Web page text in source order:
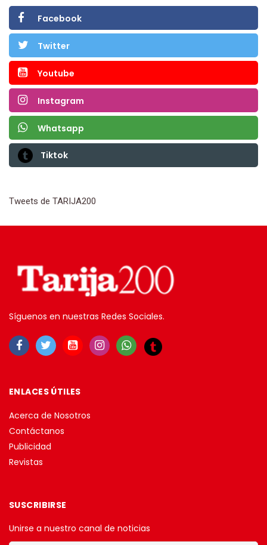
Facebook
Twitter
Youtube
Instagram
Whatsapp
Tiktok
Tweets de TARIJA200
Síguenos en nuestras Redes Sociales.
ENLACES ÚTILES
Acerca de Nosotros
Contáctanos
Publicidad
Revistas
SUSCRIBIRSE
Unirse a nuestro canal de noticias